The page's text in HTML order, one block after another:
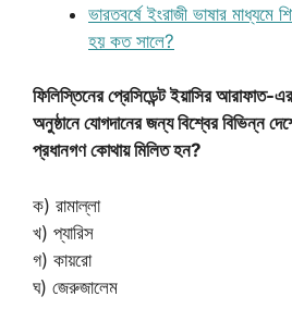
ভারতবর্ষে ইংরাজী ভাষার মাধ্যমে
হয় কত সালে?
ফিলিস্তিনের প্রেসিডেন্ট ইয়াসির আরাফাত-
অনুষ্ঠানে যোগদানের জন্য বিশ্বের বিভিন্ন
প্রধানগণ কোথায় মিলিত হন?
ক) রামাল্লা
খ) প্যারিস
গ) কায়রো
ঘ) জেরুজালেম